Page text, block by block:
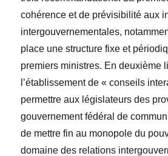
cohérence et de prévisibilité aux
intergouvernementales,
place une structure fixe et
premiers ministres. En deuxième
l’établissement de « conseils
permettre aux législateurs des
gouvernement fédéral de
de mettre fin au monopole du
domaine des relations